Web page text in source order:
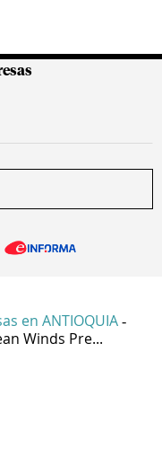
en ANTIOQUIA -
Winds Pre...